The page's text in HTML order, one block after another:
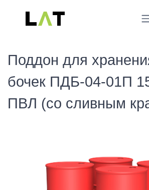
Поддон для
бочек ПДБ-04-01П
ПВЛ (со сливным